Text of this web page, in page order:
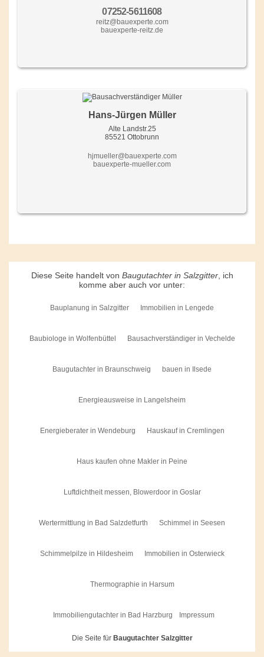
07252-5611608
reitz@bauexperte.com
bauexperte-reitz.de
Hans-Jürgen Müller
Alte Landstr.25
85521 Ottobrunn
hjmueller@bauexperte.com
bauexperte-mueller.com
Diese Seite handelt von Baugutachter in Salzgitter, ich
komme aber auch vor unter:
Bauplanung in Salzgitter Immobilien in Lengede
Baubiologe in Wolfenbüttel Bausachverständiger in Vechelde
Baugutachter in Braunschweig bauen in Ilsede
Energieausweise in Langelsheim
Energieberater in Wendeburg Hauskauf in Cremlingen
Haus kaufen ohne Makler in Peine
Luftdichtheit messen, Blowerdoor in Goslar
Wertermittlung in Bad Salzdetfurth Schimmel in Seesen
Schimmelpilze in Hildesheim Immobilien in Osterwieck
Thermographie in Harsum
Immobiliengutachter in Bad Harzburg Impressum
Die Seite für Baugutachter Salzgitter